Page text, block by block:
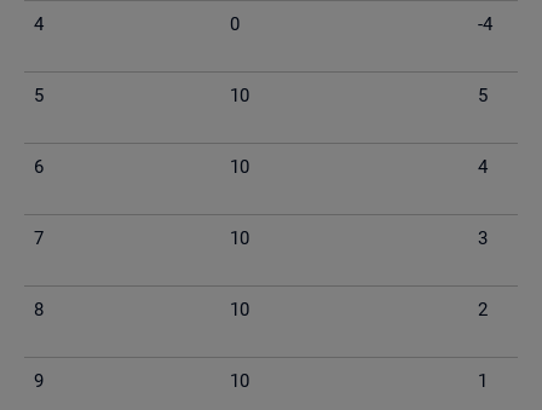
4 0 -4
5 10 5
6 10 4
7 10 3
8 10 2
9 10 1